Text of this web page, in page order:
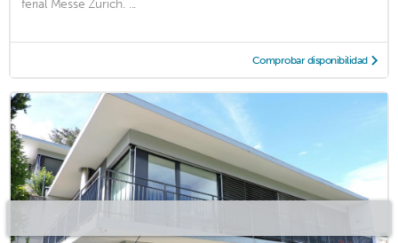
ferial Messe Zúrich. ...
Comprobar disponibilidad